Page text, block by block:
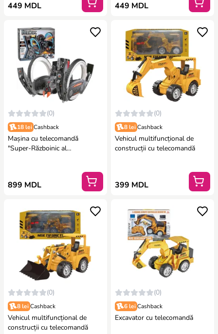
449 MDL 449 MDL
(0)
18 lei Cashback
Mașina cu telecomandă
"Super-Războinic al
899 MDL
(0)
8 lei Cashback
Vehicul multifuncțional de
construcții cu telecomandă
399 MDL
(0)
8 lei Cashback
Vehicul multifuncțional de
construcții cu telecomandă
(0)
6 lei Cashback
Excavator cu telecomandă